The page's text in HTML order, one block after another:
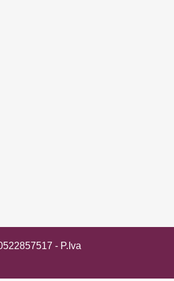
- P.Iva